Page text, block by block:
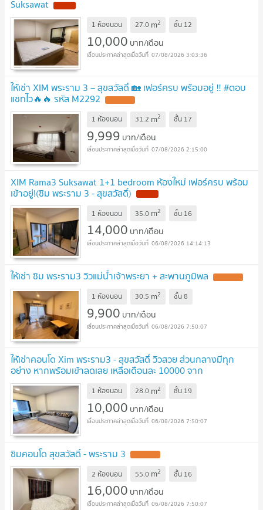
Suksawat
1 ห้องนอน 27.0 m2 ชั้น 12
10,000 บาท/เดือน
07/08/2026 3:03:36
ให้เช่า XIM พระราม 3 – สุขสวัสดิ์ 🏡 เฟอร์ครบ พร้อมอยู่ ‼️ #ตอบ
แชทไว🔥🔥 รหัส M2292
1 ห้องนอน 31.2 m2 ชั้น 17
9,999 บาท/เดือน
07/08/2026 2:15:00
XIM Rama3 Suksawat 1+1 bedroom ห้องใหม่ เฟอร์ครบ พร้อม
เข้าอยู่!(ซิม พระราม 3 - สุขสวัสดิ์)
1 ห้องนอน 35.0 m2 ชั้น 16
14,000 บาท/เดือน
06/08/2026 14:14:13
ให้เช่า ซิม พระราม3 วิวแม่น้ำเจ้าพระยา + สะพานภูมิพล
1 ห้องนอน 30.5 m2 ชั้น8
9,900 บาท/เดือน
06/08/2026 7:50:07
ให้เช่าคอนโด Xim พระราม3 - สุขสวัสดิ์ วิวสวย ส่วนกลางมีทุก
อย่าง หากพร้อมเข้าลดเลย เหลือเดือนละ 10000 จาก
11000
1 ห้องนอน 28.0 m2 ชั้น 19
10,000 บาท/เดือน
06/08/2026 7:50:07
ซิมคอนโด สุขสวัสดิ์ - พระราม 3
2 ห้องนอน 55.0 m2 ชั้น 16
16,000 บาท/เดือน
06/08/2026 7:50:07